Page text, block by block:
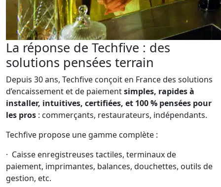
La réponse de Techfive : des
solutions pensées terrain
Depuis 30 ans, Techfive conçoit en France des solutions
d’encaissement et de paiementsimples, rapides à
installer, intuitives, certifiées, et 100 % pensées pour
les pros : commerçants, restaurateurs, indépendants.
Techfive propose une gamme complète :
· Caisse enregistreuses tactiles, terminaux de
paiement, imprimantes, balances, douchettes, outils de
gestion, etc.